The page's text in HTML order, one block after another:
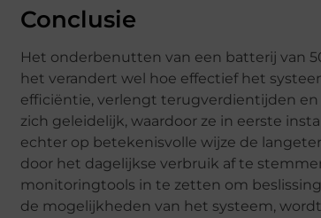
Conclusie
Het onderbenutten van een batterij van
het verandert wel hoe effectief het
efficiëntie, verlengt terugverdientijden
zich geleidelijk, waardoor ze in eerste
echter op betekenisvolle wijze de
door het dagelijkse verbruik af te
monitoringtools in te zetten om
de mogelijkheden van het systeem,